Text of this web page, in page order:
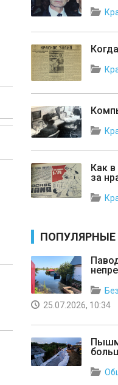
Как
за
25.07.2026, 10:34